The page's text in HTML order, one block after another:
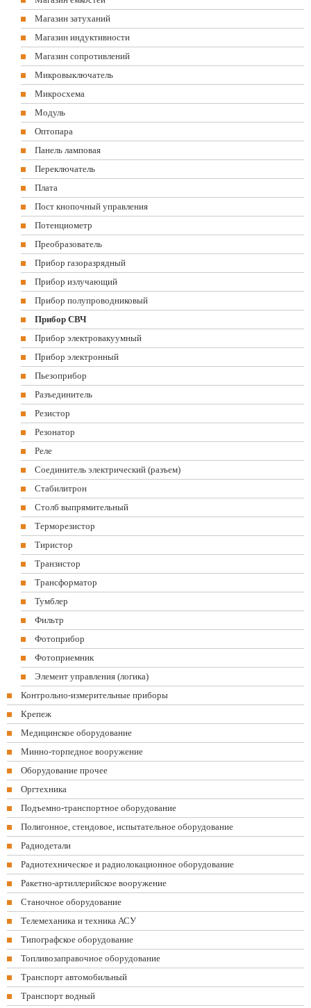
Магазин затуханий
Магазин индуктивности
Магазин сопротивлений
Микровыключатель
Микросхема
Модуль
Оптопара
Панель ламповая
Переключатель
Плата
Пост кнопочный управления
Потенциометр
Преобразователь
Прибор газоразрядный
Прибор излучающий
Прибор полупроводниковый
Прибор СВЧ
Прибор электровакуумный
Прибор электронный
Пьезоприбор
Разъединитель
Резистор
Резонатор
Реле
Соединитель электрический (разъем)
Стабилитрон
Столб выпрямительный
Терморезистор
Тиристор
Транзистор
Трансформатор
Тумблер
Фильтр
Фотоприбор
Фотоприемник
Элемент управления (логика)
Контрольно-измерительные приборы
Крепеж
Медицинское оборудование
Минно-торпедное вооружение
Оборудование прочее
Оргтехника
Подъемно-транспортное оборудование
Полигонное, стендовое, испытательное оборудование
Радиодетали
Радиотехническое и радиолокационное оборудование
Ракетно-артиллерийское вооружение
Станочное оборудование
Телемеханика и техника АСУ
Типографское оборудование
Топливозаправочное оборудование
Транспорт автомобильный
Транспорт водный